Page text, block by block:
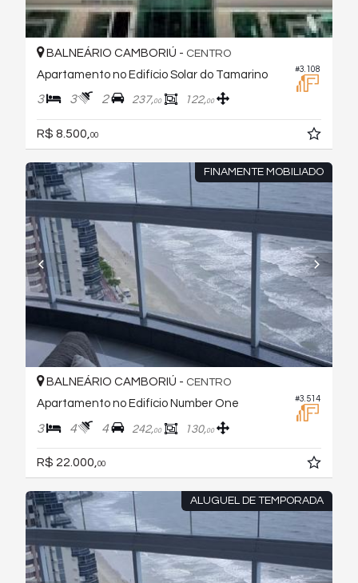
#3.108
BALNEÁRIO CAMBORIÚ - CENTRO
Apartamento no Edifício Solar do Tamarino
3 3 2 237,00 122,00
R$ 8.500, 00
FINAMENTE MOBILIADO
#3.514
BALNEÁRIO CAMBORIÚ - CENTRO
Apartamento no Edifício Number One
3 4 4 242,00 130,00
R$ 22.000,00
ALUGUEL DE TEMPORADA